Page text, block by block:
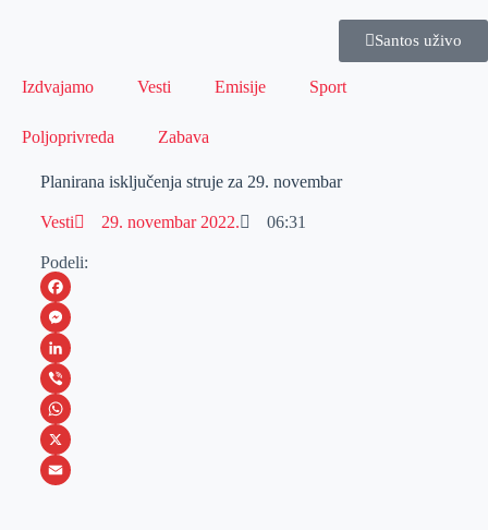
Santos uživo
Izdvajamo Vesti Emisije Sport
Poljoprivreda Zabava
Planirana isključenja struje za 29. novembar
Vesti 29. novembar 2022. 06:31
Podeli:
F
a
c
e
b
o
M
e
s
s
e
L
i
n
k
V
i
b
W
h
X